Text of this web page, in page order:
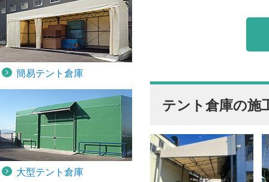
テント倉庫の施
簡易テント倉庫
大型テント倉庫